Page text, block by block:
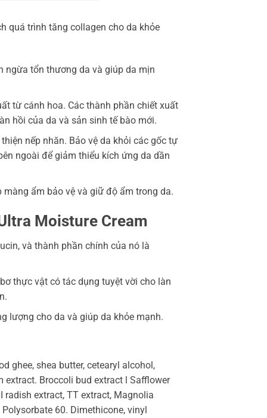
quá trình tăng collagen cho da khỏe
ngừa tổn thương da và giúp da mịn
từ cánh hoa. Các thành phần chiết xuất
hồi của da và sản sinh tế bào mới.
nếp nhăn. Bảo vệ da khỏi các gốc tự
ngoài để giảm thiểu kích ứng da dần
ẩm bảo vệ và giữ độ ẩm trong da.
Moisture Cream
và thành phần chính của nó là
thực vật có tác dụng tuyệt vời cho làn
lượng cho da và giúp da khỏe mạnh.
ghee, shea butter, cetearyl alcohol,
extract. Broccoli bud extract l Safflower
radish extract, TT extract, Magnolia
60. Dimethicone, vinyl